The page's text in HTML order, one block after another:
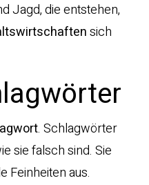
Jagd, die entstehen,
sich
. Schlagwörter
sie falsch sind. Sie
Feinheiten aus.